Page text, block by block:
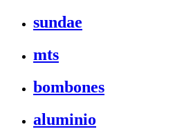
sundae
mts
bombones
aluminio